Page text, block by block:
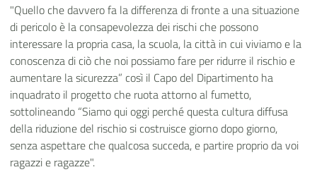
"Quello che davvero fa la differenza di fronte a una situazione
di pericolo è la consapevolezza dei rischi che possono
interessare la propria casa, la scuola, la città in cui viviamo e la
conoscenza di ciò che noi possiamo fare per ridurre il rischio e
aumentare la sicurezza” così il Capo del Dipartimento ha
inquadrato il progetto che ruota attorno al fumetto,
sottolineando “Siamo qui oggi perché questa cultura diffusa
della riduzione del rischio si costruisce giorno dopo giorno,
senza aspettare che qualcosa succeda,e partire proprio da voi
ragazzi e ragazze".